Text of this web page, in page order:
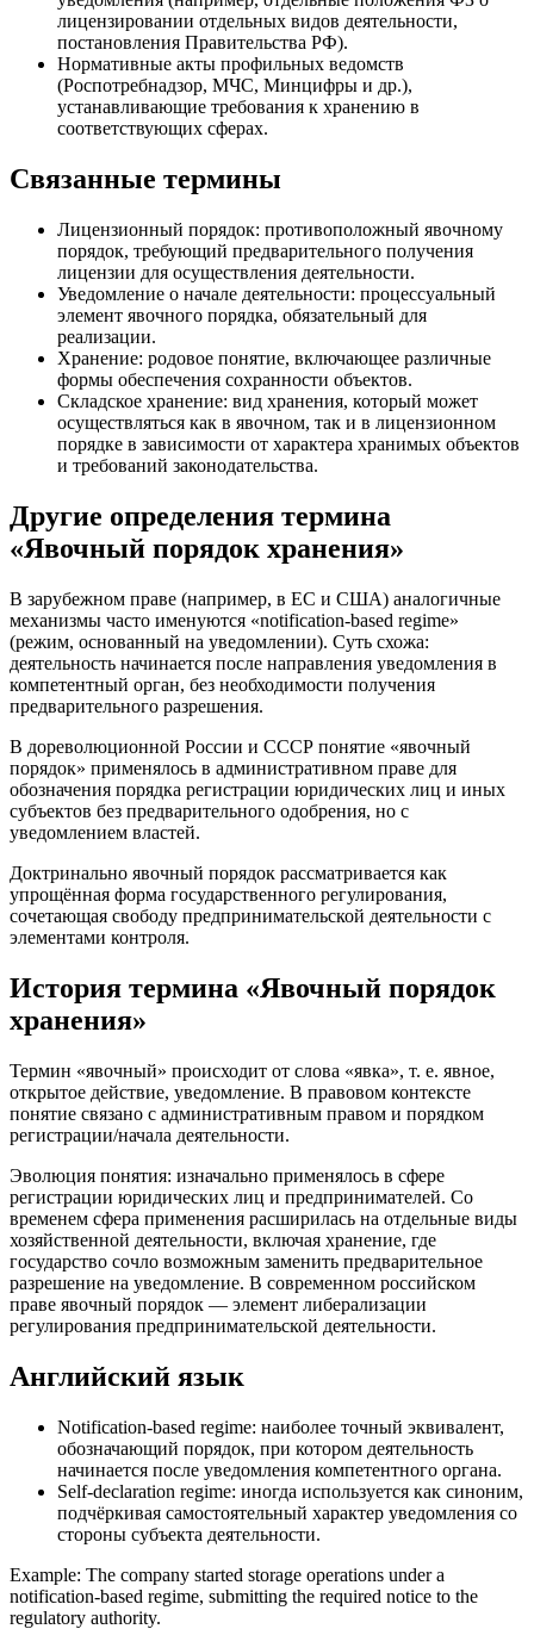
лицензировании отдельных видов деятельности,
постановления Правительства РФ).
Нормативные акты профильных ведомств
(Роспотребнадзор, МЧС, Минцифры и др.),
устанавливающие требования к хранению в
соответствующих сферах.
Связанные термины
Лицензионный порядок: противоположный явочному
порядок, требующий предварительного получения
лицензии для осуществления деятельности.
Уведомление о начале деятельности: процессуальный
элемент явочного порядка, обязательный для
реализации.
Хранение: родовое понятие, включающее различные
формы обеспечения сохранности объектов.
Складское хранение: вид хранения, который может
осуществляться как в явочном, так и в лицензионном
порядке в зависимости от характера хранимых объектов
и требований законодательства.
Другие определения термина
«Явочный порядок хранения»
В зарубежном праве (например, в ЕС и США) аналогичные
механизмы часто именуются «notification-based regime»
(режим, основанный на уведомлении). Суть схожа:
деятельность начинается после направления уведомления в
компетентный орган, без необходимости получения
предварительного разрешения.
В дореволюционной России и СССР понятие «явочный
порядок» применялось в административном праве для
обозначения порядка регистрации юридических лиц и иных
субъектов без предварительного одобрения, но с
уведомлением властей.
Доктринально явочный порядок рассматривается как
упрощённая форма государственного регулирования,
сочетающая свободу предпринимательской деятельности с
элементами контроля.
История термина «Явочный порядок
хранения»
Термин «явочный» происходит от слова «явка», т. е. явное,
открытое действие, уведомление. В правовом контексте
понятие связано с административным правом и порядком
регистрации/начала деятельности.
Эволюция понятия: изначально применялось в сфере
регистрации юридических лиц и предпринимателей. Со
временем сфера применения расширилась на отдельные виды
хозяйственной деятельности, включая хранение, где
государство сочло возможным заменить предварительное
разрешение на уведомление. В современном российском
праве явочный порядок — элемент либерализации
регулирования предпринимательской деятельности.
Английский язык
Notification-based regime: наиболее точный эквивалент,
обозначающий порядок, при котором деятельность
начинается после уведомления компетентного органа.
Self-declaration regime: иногда используется как синоним,
подчёркивая самостоятельный характер уведомления со
стороны субъекта деятельности.
Example: The company started storage operations under a
notification-based regime, submitting the required notice to the
regulatory authority.